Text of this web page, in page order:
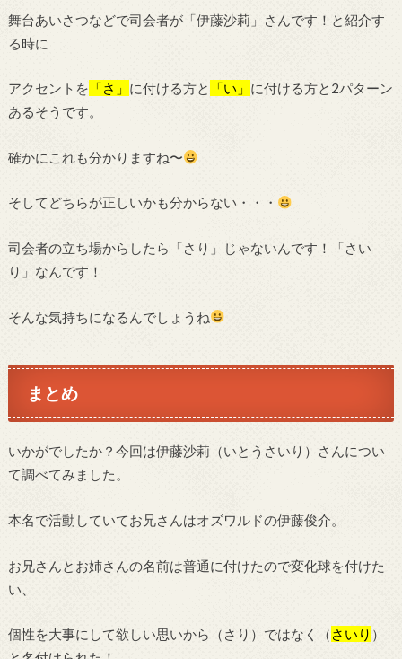
舞台あいさつなどで司会者が「伊藤沙莉」さんです！と紹介す
る時に
アクセントを 「さ」 に付ける方と 「い」 に付ける方と2パターン
あるそうです。
確かにこれも分かりますね〜
そしてどちらが正しいかも分からない・・・
司会者の立ち場からしたら「さり」じゃないんです！「さい
り」なんです！
そんな気持ちになるんでしょうね
まとめ
いかがでしたか？今回は伊藤沙莉（いとうさいり）さんについ
て調べてみました。
本名で活動していてお兄さんはオズワルドの伊藤俊介。
お兄さんとお姉さんの名前は普通に付けたので変化球を付けた
い、
個性を大事にして欲しい思いから（さり）ではなく（ さいり ）